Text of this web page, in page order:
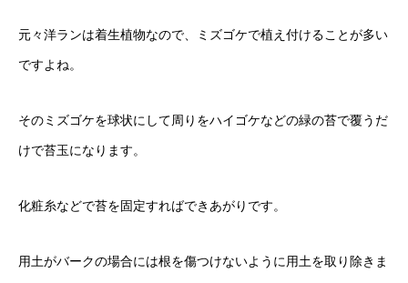
元々洋ランは着生植物なので、ミズゴケで植え付けることが多い
ですよね。
そのミズゴケを球状にして周りをハイゴケなどの緑の苔で覆うだ
けで苔玉になります。
化粧糸などで苔を固定すればできあがりです。
用土がバークの場合には根を傷つけないように用土を取り除きま